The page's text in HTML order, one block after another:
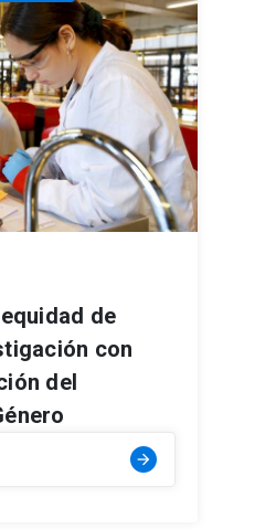
de
con
del
arrow_forward